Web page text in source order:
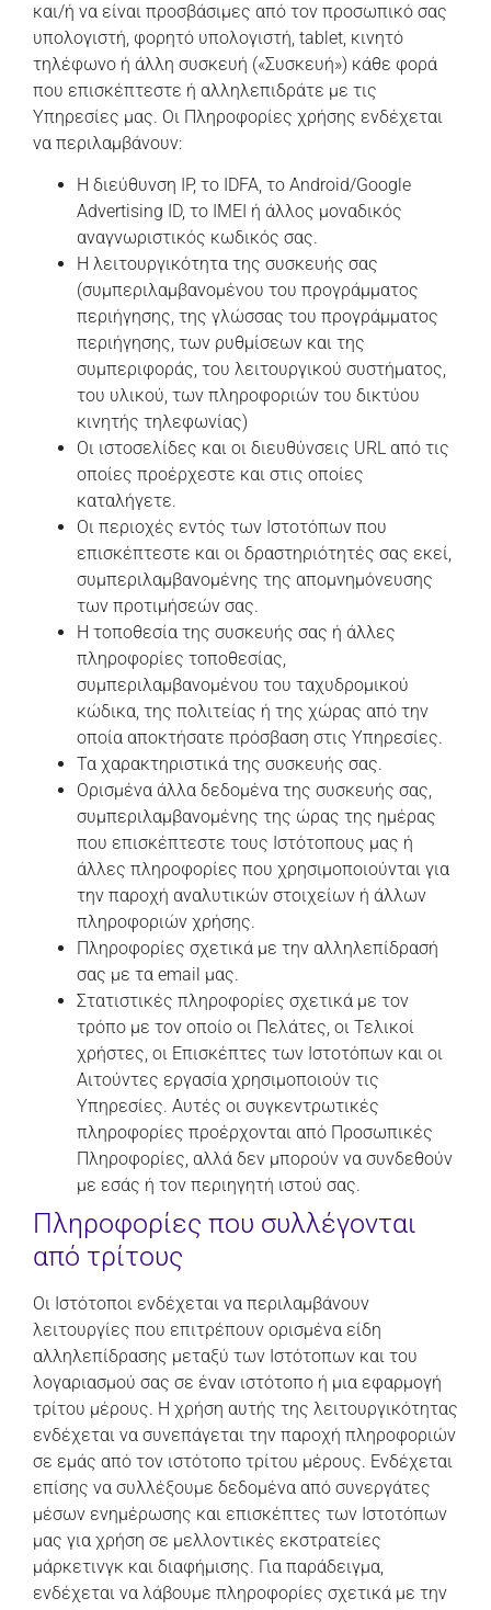
και/ή να είναι προσβάσιμες από τον προσωπικό σας
υπολογιστή, φορητό υπολογιστή, tablet, κινητό
τηλέφωνο ή άλλη συσκευή («Συσκευή») κάθε φορά
που επισκέπτεστε ή αλληλεπιδράτε με τις
Υπηρεσίες μας. Οι Πληροφορίες χρήσης ενδέχεται
να περιλαμβάνουν:
Η διεύθυνση IP, το IDFA, το Android/Google
Advertising ID, το IMEI ή άλλος μοναδικός
αναγνωριστικός κωδικός σας.
Η λειτουργικότητα της συσκευής σας
(συμπεριλαμβανομένου του προγράμματος
περιήγησης, της γλώσσας του προγράμματος
περιήγησης, των ρυθμίσεων και της
συμπεριφοράς, του λειτουργικού συστήματος,
του υλικού, των πληροφοριών του δικτύου
κινητής τηλεφωνίας)
Οι ιστοσελίδες και οι διευθύνσεις URL από τις
οποίες προέρχεστε και στις οποίες
καταλήγετε.
Οι περιοχές εντός των Ιστοτόπων που
επισκέπτεστε και οι δραστηριότητές σας εκεί,
συμπεριλαμβανομένης της απομνημόνευσης
των προτιμήσεών σας.
Η τοποθεσία της συσκευής σας ή άλλες
πληροφορίες τοποθεσίας,
συμπεριλαμβανομένου του ταχυδρομικού
κώδικα, της πολιτείας ή της χώρας από την
οποία αποκτήσατε πρόσβαση στις Υπηρεσίες.
Τα χαρακτηριστικά της συσκευής σας.
Ορισμένα άλλα δεδομένα της συσκευής σας,
συμπεριλαμβανομένης της ώρας της ημέρας
που επισκέπτεστε τους Ιστότοπους μας ή
άλλες πληροφορίες που χρησιμοποιούνται για
την παροχή αναλυτικών στοιχείων ή άλλων
πληροφοριών χρήσης.
Πληροφορίες σχετικά με την αλληλεπίδρασή
σας με τα email μας.
Στατιστικές πληροφορίες σχετικά με τον
τρόπο με τον οποίο οι Πελάτες, οι Τελικοί
χρήστες, οι Επισκέπτες των Ιστοτόπων και οι
Αιτούντες εργασία χρησιμοποιούν τις
Υπηρεσίες. Αυτές οι συγκεντρωτικές
πληροφορίες προέρχονται από Προσωπικές
Πληροφορίες, αλλά δεν μπορούν να συνδεθούν
με εσάς ή τον περιηγητή ιστού σας.
Πληροφορίες που συλλέγονται
από τρίτους
Οι Ιστότοποι ενδέχεται να περιλαμβάνουν
λειτουργίες που επιτρέπουν ορισμένα είδη
αλληλεπίδρασης μεταξύ των Ιστότοπων και του
λογαριασμού σας σε έναν ιστότοπο ή μια εφαρμογή
τρίτου μέρους. Η χρήση αυτής της λειτουργικότητας
ενδέχεται να συνεπάγεται την παροχή πληροφοριών
σε εμάς από τον ιστότοπο τρίτου μέρους. Ενδέχεται
επίσης να συλλέξουμε δεδομένα από συνεργάτες
μέσων ενημέρωσης και επισκέπτες των Ιστοτόπων
μας για χρήση σε μελλοντικές εκστρατείες
μάρκετινγκ και διαφήμισης. Για παράδειγμα,
ενδέχεται να λάβουμε πληροφορίες σχετικά με την